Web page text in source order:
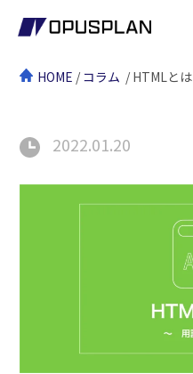
HOME / コラム / HTMLとは
2022.01.20